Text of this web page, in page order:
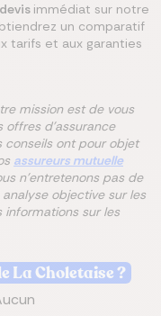
immédiat sur notre
un comparatif
tarifs et aux garanties
mission est de vous
offres d'assurance
conseils ont pour objet
assureurs mutuelle
n'entretenons pas de
objective sur les
informations sur les
La Choletaise​ ?